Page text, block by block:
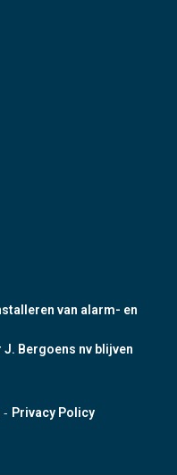
van alarm- en
Bergoens nv blijven
- Privacy Policy